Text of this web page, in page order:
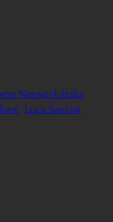
Network Italia
livre Luca Santini